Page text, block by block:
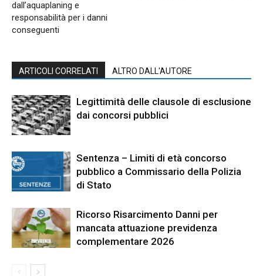
dall’aquaplaning e
responsabilità per i danni
conseguenti
ARTICOLI CORRELATI ALTRO DALL'AUTORE
Legittimità delle clausole di esclusione
dai concorsi pubblici
Sentenza – Limiti di età concorso
pubblico a Commissario della Polizia
di Stato
Ricorso Risarcimento Danni per
mancata attuazione previdenza
complementare 2026